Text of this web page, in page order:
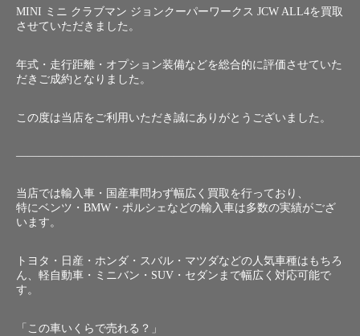
MINI ミニ クラブマン ジョンクーパーワークス JCW ALL4を買取
させていただきました。
年式・走行距離・オプション装備などを総合的に評価させていた
だきご成約となりました。
この度は当店をご利用いただき誠にありがとうございました。
当店では輸入車・国産車問わず幅広く買取を行っており、
特にベンツ・BMW・ポルシェなどの輸入車は多数の実績がござ
います。
トヨタ・日産・ホンダ・スバル・マツダなどの人気車種はもちろ
ん、軽自動車・ミニバン・SUV・セダンまで幅広く対応可能で
す。
「この車いくらで売れる？」